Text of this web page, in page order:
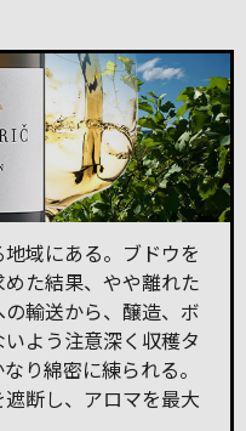
域にある。ブドウを
た結果、やや離れた
輸送から、醸造、ボ
よう注意深く収穫タ
り綿密に練られる。
断し、アロマを最大